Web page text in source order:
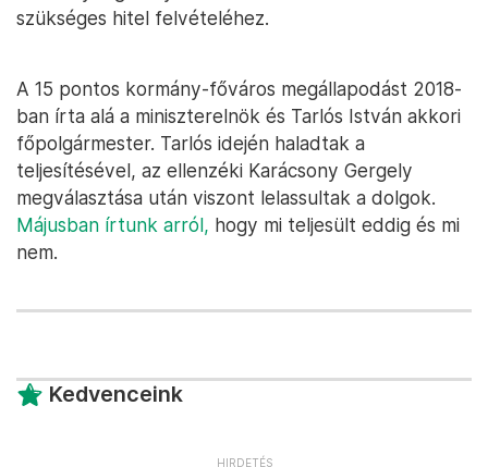
szükséges hitel felvételéhez.
A 15 pontos kormány-főváros megállapodást 2018-
ban írta alá a miniszterelnök és Tarlós István akkori
főpolgármester. Tarlós idején haladtak a
teljesítésével, az ellenzéki Karácsony Gergely
megválasztása után viszont lelassultak a dolgok.
Májusban írtunk arról, hogy mi teljesült eddig és mi
nem.
Kedvenceink